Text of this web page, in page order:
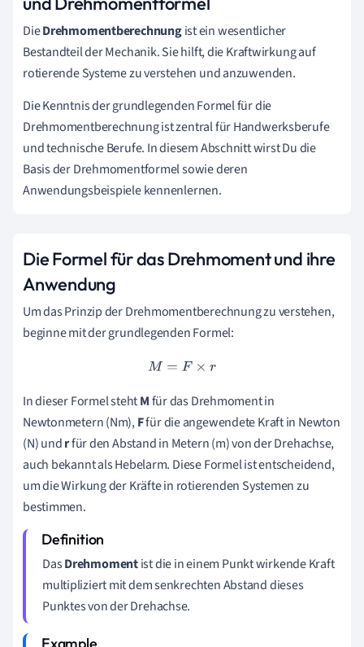
DieDrehmomentberechnungist ein wesentlicher
Bestandteil der Mechanik. Sie hilft, die Kraftwirkung auf
rotierende Systeme zu verstehen und anzuwenden.
Die Kenntnis der grundlegenden Formel für die
Drehmomentberechnung ist zentral für Handwerksberufe
und technische Berufe. In diesem Abschnitt wirst Du die
Basis der Drehmomentformel sowie deren
Anwendungsbeispiele kennenlernen.
Die Formel für das Drehmoment und ihre
Anwendung
Um das Prinzip der Drehmomentberechnung zu verstehen,
beginne mit der grundlegenden Formel:
M= F× r
In dieser Formel stehtMfür das Drehmoment in
Newtonmetern (Nm),Ffür die angewendete Kraft in Newton
(N) undrfür den Abstand in Metern (m) von der Drehachse,
auch bekannt als Hebelarm. Diese Formel ist entscheidend,
um die Wirkung der Kräfte in rotierenden Systemen zu
bestimmen.
DasDrehmomentist die in einem Punkt wirkende Kraft
multipliziert mit dem senkrechten Abstand dieses
Punktes von der Drehachse.